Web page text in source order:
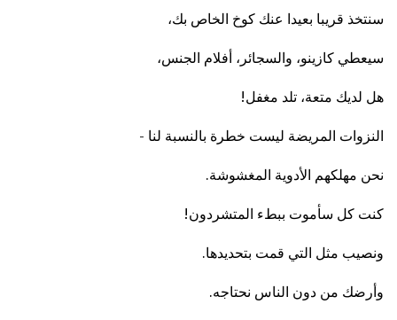
سنتخذ قريبا بعيدا عنك كوخ الخاص بك،
سيعطي كازينو، والسجائر، أفلام الجنس،
هل لديك متعة، تلد مغفل!
النزوات المريضة ليست خطرة بالنسبة لنا -
نحن مهلكهم الأدوية المغشوشة.
كنت كل سأموت ببطء المتشردون!
ونصيب مثل التي قمت بتحديدها.
وأرضك من دون الناس نحتاجه.